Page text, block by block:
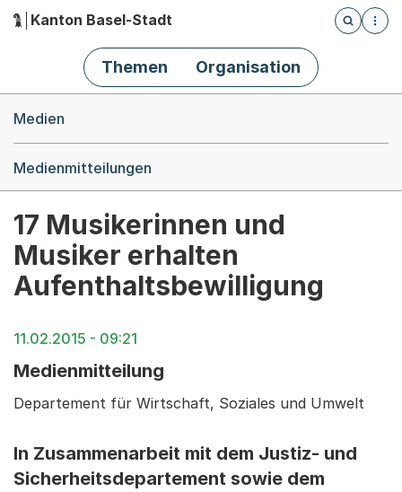
Hauptnavigation
Kanton Basel-Stadt
Öffnet
Themen Organisation
Medien
Medienmitteilungen
17 Musikerinnen und
Musiker erhalten
Aufenthaltsbewilligung
11.02.2015 - 09:21
Medienmitteilung
Departement für Wirtschaft, Soziales und Umwelt
In Zusammenarbeit mit dem Justiz- und
Sicherheitsdepartement sowie dem